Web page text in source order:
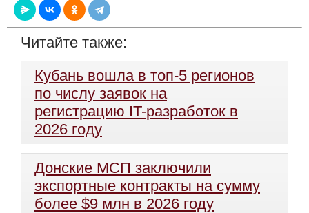
Читайте также:
Кубань вошла в топ-5 регионов
по числу заявок на
регистрацию IT-разработок в
2026 году
Донские МСП заключили
экспортные контракты на сумму
более $9 млн в 2026 году